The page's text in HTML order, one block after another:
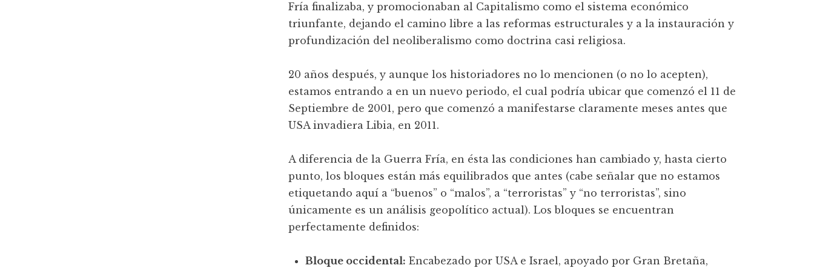
Fría finalizaba, y promocionaban al Capitalismo como el sistema económico
triunfante, dejando el camino libre a las reformas estructurales y a la instauración y
profundización del neoliberalismo como doctrina casi religiosa.
20 años después, y aunque los historiadores no lo mencionen (o no lo acepten),
estamos entrando a en un nuevo periodo, el cual podría ubicar que comenzó el 11 de
Septiembre de 2001, pero que comenzó a manifestarse claramente meses antes que
USA invadiera Libia, en 2011.
A diferencia de la Guerra Fría, en ésta las condiciones han cambiado y, hasta cierto
punto, los bloques están más equilibrados que antes (cabe señalar que no estamos
etiquetando aquí a “buenos” o “malos”, a “terroristas” y “no terroristas”, sino
únicamente es un análisis geopolítico actual). Los bloques se encuentran
perfectamente definidos:
Bloque occidental: Encabezado por USA e Israel, apoyado por Gran Bretaña,